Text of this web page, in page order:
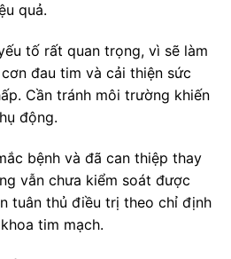
quả.
tố rất quan trọng, vì sẽ làm
đau tim và cải thiện sức
Cần tránh môi trường khiến
động.
bệnh và đã can thiệp thay
vẫn chưa kiểm soát được
tuân thủ điều trị theo chỉ định
tim mạch.